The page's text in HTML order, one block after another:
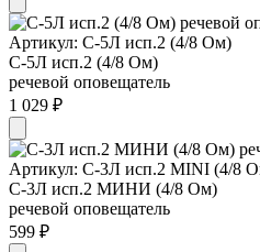
Артикул: С-5Л исп.2 (4/8 Ом)
С-5Л исп.2 (4/8 Ом)
речевой оповещатель
1 029 ₽
Артикул: С-3Л исп.2 MINI (4/8
С-3Л исп.2 МИНИ (4/8 Ом)
речевой оповещатель
599 ₽